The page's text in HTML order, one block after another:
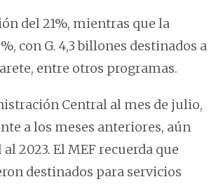
del 21%, mientras que la
con G. 4,3 billones destinados a
entre otros programas.
Central al mes de julio,
a los meses anteriores, aún
2023. El MEF recuerda que
destinados para servicios